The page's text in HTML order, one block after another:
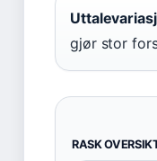
gjør stor
RASK